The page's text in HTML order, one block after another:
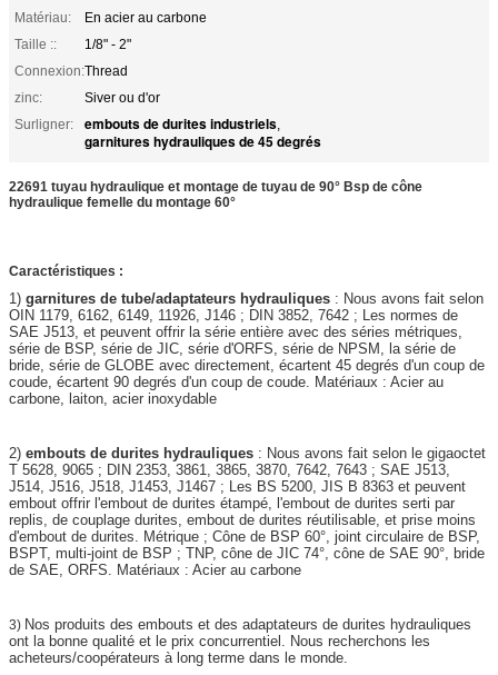
Matériau:
En acier au carbone
Taille ::
1/8" - 2"
Connexion:Thread
zinc:
Siver ou d'or
Surligner:
embouts de durites industriels,
garnitures hydrauliques de 45 degrés
22691 tuyau hydraulique et montage de tuyau de 90° Bsp de cône
hydraulique femelle du montage 60°
Caractéristiques :
1) garnitures de tube/adaptateurs hydrauliques : Nous avons fait selon
OIN 1179, 6162, 6149, 11926, J146 ; DIN 3852, 7642 ; Les normes de
SAE J513, et peuvent offrir la série entière avec des séries métriques,
série de BSP, série de JIC, série d'ORFS, série de NPSM, la série de
bride, série de GLOBE avec directement, écartent 45 degrés d'un coup de
coude, écartent 90 degrés d'un coup de coude. Matériaux : Acier au
carbone, laiton, acier inoxydable
2) embouts de durites hydrauliques : Nous avons fait selon le gigaoctet
T 5628, 9065 ; DIN 2353, 3861, 3865, 3870, 7642, 7643 ; SAE J513,
J514, J516, J518, J1453, J1467 ; Les BS 5200, JIS B 8363 et peuvent
embout offrir l'embout de durites étampé, l'embout de durites serti par
replis, de couplage durites, embout de durites réutilisable, et prise moins
d'embout de durites. Métrique ; Cône de BSP 60°, joint circulaire de BSP,
BSPT, multi-joint de BSP ; TNP, cône de JIC 74°, cône de SAE 90°, bride
de SAE, ORFS. Matériaux : Acier au carbone
3) Nos produits des embouts et des adaptateurs de durites hydrauliques
ont la bonne qualité et le prix concurrentiel. Nous recherchons les
acheteurs/coopérateurs à long terme dans le monde.